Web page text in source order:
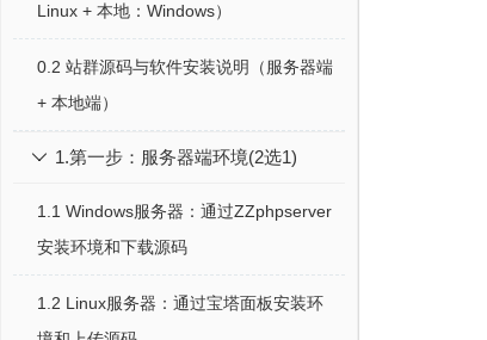
Linux + 本地：Windows）
0.2 站群源码与软件安装说明（服务器端
+ 本地端）
1.第一步：服务器端环境(2选1)

1.1 Windows服务器：通过ZZphpserver
安装环境和下载源码
1.2 Linux服务器：通过宝塔面板安装环